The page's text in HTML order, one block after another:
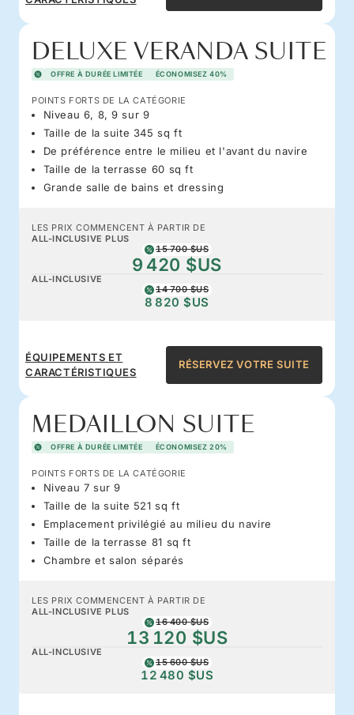
DELUXE VERANDA SUITE
OFFRE À DURÉE LIMITÉE ÉCONOMISEZ 40%
POINTS FORTS DE LA CATÉGORIE
Niveau 6, 8, 9 sur 9
Taille de la suite 345 sq ft
De préférence entre le milieu et l'avant du navire
Taille de la terrasse 60 sq ft
Grande salle de bains et dressing
LES PRIX COMMENCENT À PARTIR DE
ALL-INCLUSIVE PLUS
15 700 $US
9 420 $US
ALL-INCLUSIVE
14 700 $US
8 820 $US
ÉQUIPEMENTS ET
CARACTÉRISTIQUES
RÉSERVEZ VOTRE SUITE
MEDAILLON SUITE
OFFRE À DURÉE LIMITÉE ÉCONOMISEZ 20%
POINTS FORTS DE LA CATÉGORIE
Niveau 7 sur 9
Taille de la suite 521 sq ft
Emplacement privilégié au milieu du navire
Taille de la terrasse 81 sq ft
Chambre et salon séparés
LES PRIX COMMENCENT À PARTIR DE
ALL-INCLUSIVE PLUS
16 400 $US
13 120 $US
ALL-INCLUSIVE
15 600 $US
12 480 $US